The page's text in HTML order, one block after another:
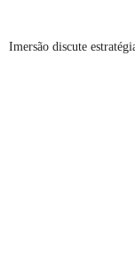
Imersão discute